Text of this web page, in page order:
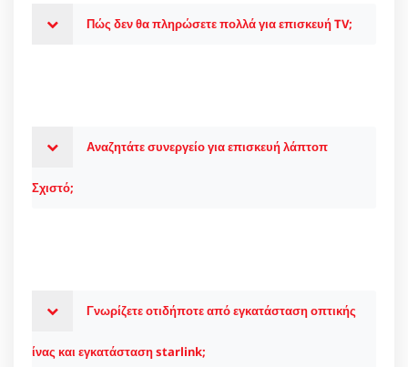
Πώς δεν θα πληρώσετε πολλά για επισκευή TV;
Αναζητάτε συνεργείο για επισκευή λάπτοπ
Σχιστό;
Γνωρίζετε οτιδήποτε από εγκατάσταση οπτικής
ίνας και εγκατάσταση starlink;